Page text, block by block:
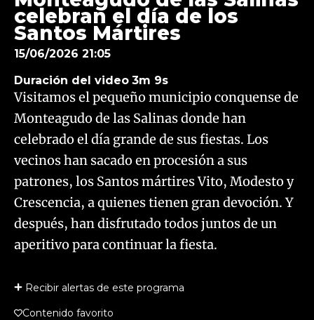
Try again
celebran el día de los
Santos Mártires
15/06/2026 21:05
Duración del video 3m 9s
Visitamos el pequeño municipio conquense de
Monteagudo de las Salinas donde han
celebrado el día grande de sus fiestas. Los
vecinos han sacado en procesión a sus
patrones, los Santos mártires Vito, Modesto y
Crescencia, a quienes tienen gran devoción. Y
después, han disfrutado todos juntos de un
aperitivo para continuar la fiesta.
Recibir alertas de este programa
Contenido favorito